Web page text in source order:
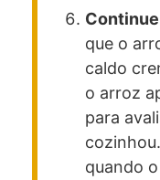
que o
caldo
o arroz
para
quando